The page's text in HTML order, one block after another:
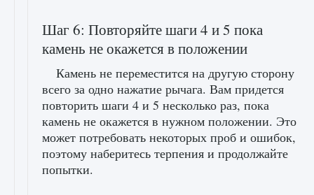
Шаг 6: Повторяйте шаги 4 и 5 пока
камень не окажется в положении
Камень не переместится на другую сторону
всего за одно нажатие рычага. Вам придется
повторить шаги 4 и 5 несколько раз, пока
камень не окажется в нужном положении. Это
может потребовать некоторых проб и ошибок,
поэтому наберитесь терпения и продолжайте
попытки.